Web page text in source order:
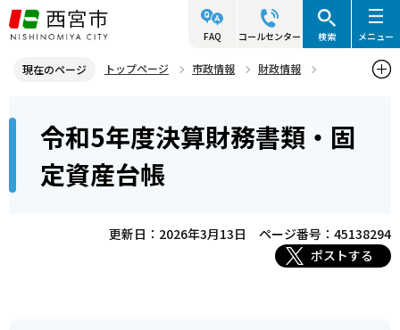
こ
の
ジ
頭
FAQ コールセンター 検索 メニュー
現在のページ トップページ 市政情報
財政情報
令和5年度決算財務書類・固
定資産台帳
更新日：2026年3月13日
ページ番号：45138294
ポストする